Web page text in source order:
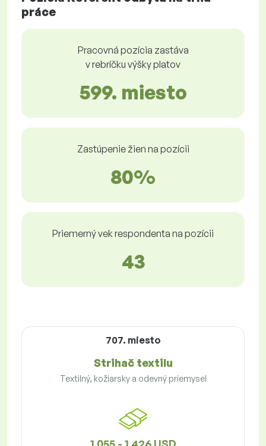
práce
Pracovná pozícia zastáva
v rebríčku výšky platov
599. miesto
Zastúpenie žien na pozícii
80%
Priemerný vek respondenta na pozícii
43
707. miesto
Strihač textilu
Textilný, kožiarsky a odevný priemysel